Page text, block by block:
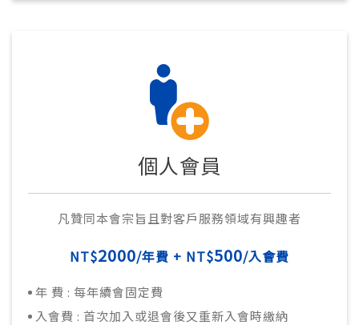
個人會員
凡贊同本會宗旨且對客戶服務領域有興趣者
NT$2000/年費 + NT$500/入會費
年 費 : 每年續會固定費
入會費 : 首次加入或退會後又重新入會時繳納